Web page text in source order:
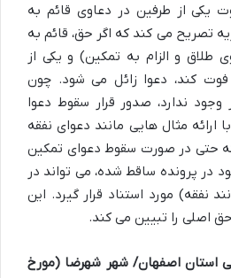
یکی از طرفین در دعاوی قائم به
تصریح می کند که اگر حق، قائم به
و الزام به تمکین) و یکی از
کند، دعوا زائل می شود. چون
ندارد، صدور قرار سقوط دعوا
مثال هایی مانند دعوای نفقه
حتی در صورت سقوط دعوای تمکین
در پرونده ساقط شده، می تواند در
نفقه) مورد استناد قرار گیرد. این
اصلی را تبیین می کند.
اصفهان/ شهر شهرضا (مورخ